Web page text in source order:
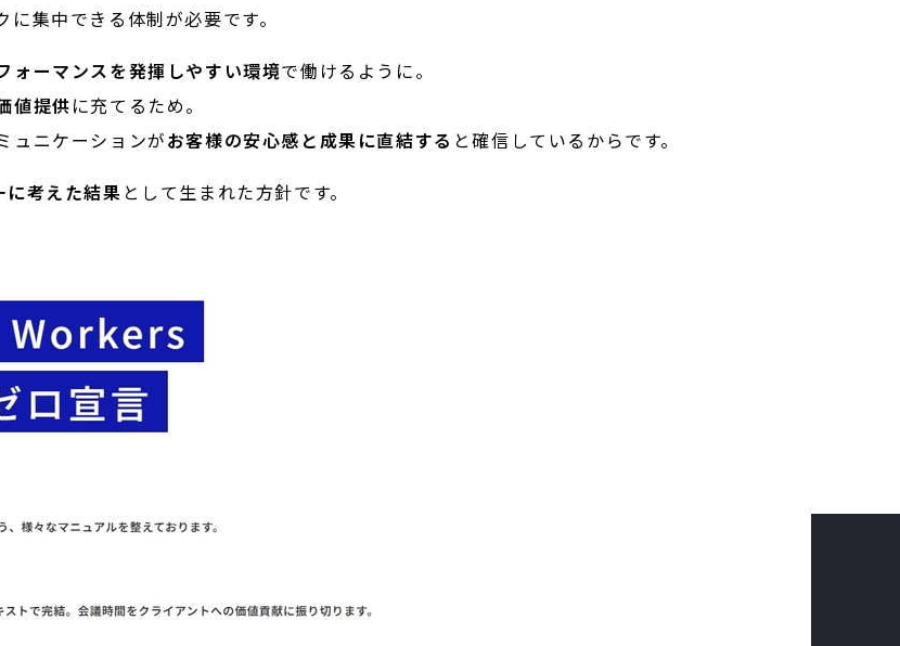
集中できる体制が必要です。
ォーマンスを発揮しやすい環境で働けるように。
値提供に充てるため。
ュニケーションがお客様の安心感と成果に直結する と確信しているからです。
に考えた結果 として生まれた方針です。